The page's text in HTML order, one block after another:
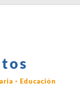
· Educación